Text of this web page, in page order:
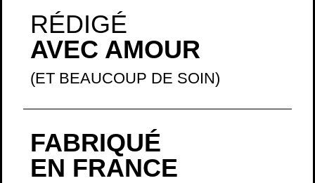
RÉDIGÉ
AVEC AMOUR
(ET BEAUCOUP DE SOIN)
FABRIQUÉ
EN FRANCE